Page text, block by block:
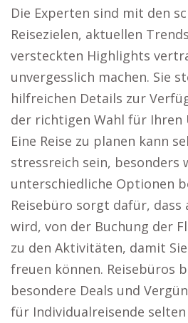
Die Experten sind mit den
Reisezielen, aktuellen
versteckten Highlights
unvergesslich machen. Sie
hilfreichen Details zur
der richtigen Wahl für Ihren
Eine Reise zu planen kann
stressreich sein, besonders
unterschiedliche Optionen
Reisebüro sorgt dafür,
wird, von der Buchung der
zu den Aktivitäten, damit
freuen können. Reisebüros
besondere Deals und
für Individualreisende